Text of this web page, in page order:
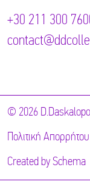
+30 211 300
© 2026
Πολιτική Απορρήτου
Created by Schema